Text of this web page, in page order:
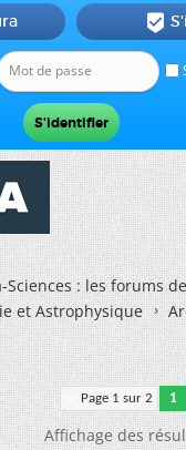

Sciences : les forums
et Astrophysique
Page 1 sur 2 1
Affichage des